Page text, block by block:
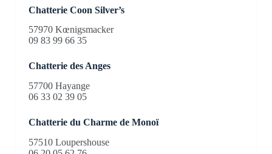
Chatterie Coon Silver’s
57970 Kœnigsmacker
09 83 99 66 35
Chatterie des Anges
57700 Hayange
06 33 02 39 05
Chatterie du Charme de Monoï
57510 Loupershouse